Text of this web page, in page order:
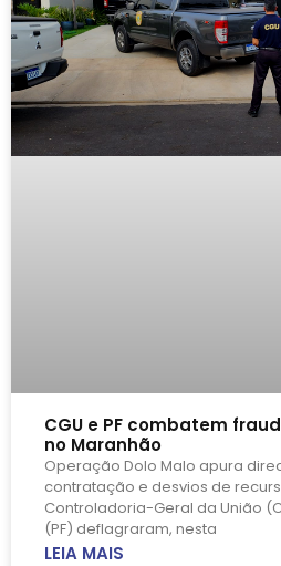
CGU e PF combatem
no Maranhão
Operação Dolo Malo apura
contratação e desvios de
Controladoria-Geral da União
(PF) deflagraram, nesta
LEIA MAIS